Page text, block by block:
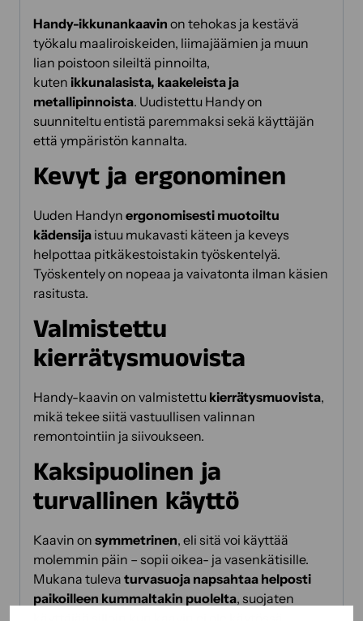
Handy-ikkunankaavin on tehokas ja kestävä
työkalu maaliroiskeiden, liimajäämien ja muun
lian poistoon sileiltä pinnoilta,
kuten ikkunalasista, kaakeleista ja
metallipinnoista. Uudistettu Handy on
suunniteltu entistä paremmaksi sekä käyttäjän
että ympäristön kannalta.
Kevyt ja ergonominen
Uuden Handyn ergonomisesti muotoiltu
kädensija istuu mukavasti käteen ja keveys
helpottaa pitkäkestoistakin työskentelyä.
Työskentely on nopeaa ja vaivatonta ilman käsien
rasitusta.
Valmistettu
kierrätysmuovista
Handy-kaavin on valmistettu kierrätysmuovista,
mikä tekee siitä vastuullisen valinnan
remontointiin ja siivoukseen.
Kaksipuolinen ja
turvallinen käyttö
Kaavin on symmetrinen, eli sitä voi käyttää
molemmin päin – sopii oikea- ja vasenkätisille.
Mukana tuleva turvasuoja napsahtaa helposti
paikoilleen kummaltakin puolelta, suojaten